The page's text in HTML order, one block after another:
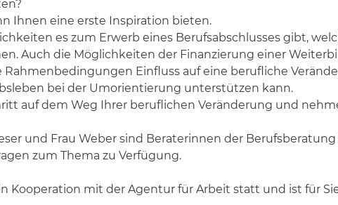
Ihnen eine erste Inspiration bieten.
es zum Erwerb eines Berufsabschlusses gibt,
Auch die Möglichkeiten der Finanzierung einer
Rahmenbedingungen Einfluss auf eine berufliche
bei der Umorientierung unterstützen kann.
auf dem Weg Ihrer beruflichen Veränderung und
und Frau Weber sind Beraterinnen der
zum Thema zu Verfügung.
Kooperation mit der Agentur für Arbeit statt und ist für